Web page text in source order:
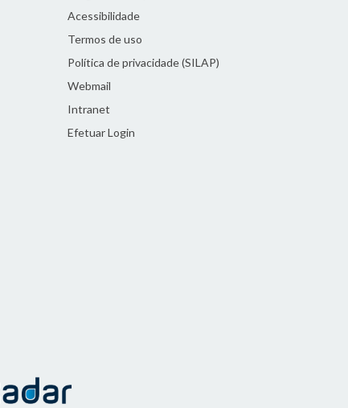
Acessibilidade
Termos de uso
Política de privacidade (SILAP)
Webmail
Intranet
Efetuar Login